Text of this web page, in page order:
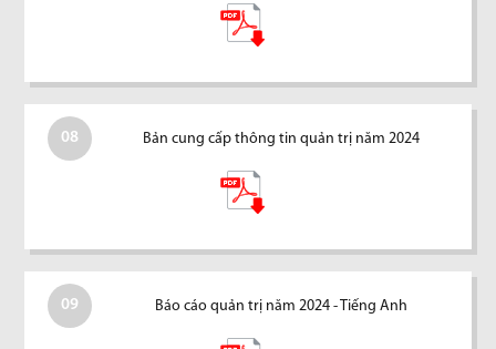
08 Bản cung cấp thông tin quản trị năm 2024
09 Báo cáo quản trị năm 2024 - Tiếng Anh